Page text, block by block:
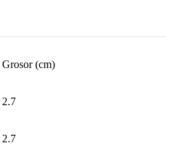
Grosor (cm)
2.7
2.7